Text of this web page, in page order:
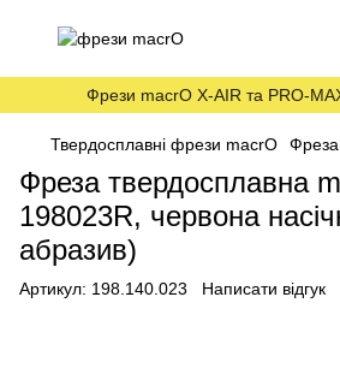
Фрези macrO X-AIR та PRO-
Твердосплавні фрези macrO Фреза
Фреза твердосплавна
198023R, червона
абразив)
Артикул: 198.140.023 Написати відгук